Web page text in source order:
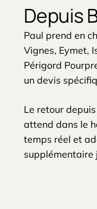
Depuis
Paul prend en
Vignes, Eymet,
Périgord
un devis
Le retour
attend dans le
temps réel et
supplémentaire